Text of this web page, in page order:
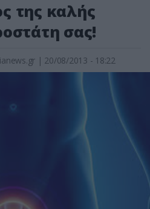
της καλής
σας!
| 20/08/2013 - 18:22